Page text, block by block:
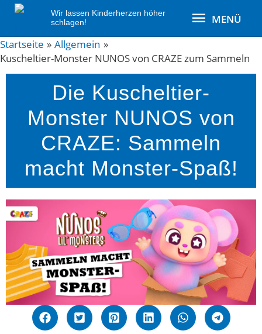
Zum
springen
Wir lassen Kinderherzen höher
schlagen!
MENÜ
MENÜ
Startseite
Allgemein
Kuscheltier-Monster NUNOS von CRAZE zum Sammeln
Die Kuscheltier-
Monster NUNOS von
CRAZE: Sammeln
macht Monster-Spaß!
Post
navigation